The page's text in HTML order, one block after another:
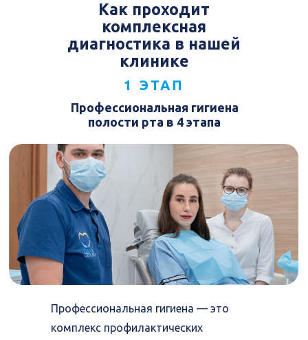
Как проходит
комплексная
диагностика в нашей
клинике
Профессиональная гигиена
полости рта в 4 этапа
Профессиональная гигиена — это
комплекс профилактических
1 ЭТАП